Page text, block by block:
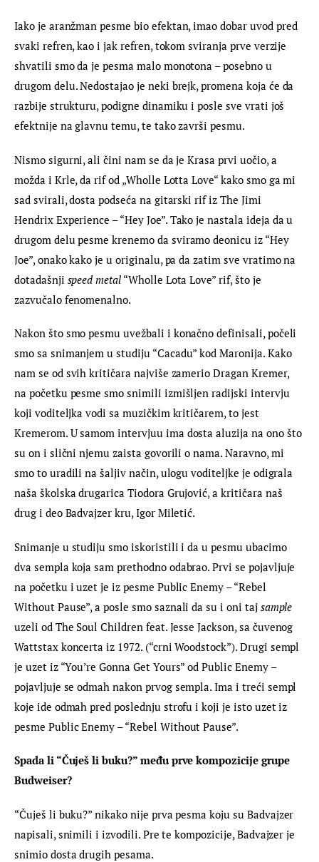
Iako je aranžman pesme bio efektan, imao dobar uvod pred
svaki refren, kao i jak refren, tokom sviranja prve verzije
shvatili smo da je pesma malo monotona – posebno u
drugom delu. Nedostajao je neki brejk, promena koja će da
razbije strukturu, podigne dinamiku i posle sve vrati još
efektnije na glavnu temu, te tako završi pesmu.
Nismo sigurni, ali čini nam se da je Krasa prvi uočio, a
možda i Krle, da rif od „Wholle Lotta Love“ kako smo ga mi
sad svirali, dosta podseća na gitarski rif iz The Jimi
Hendrix Experience – “Hey Joe”. Tako je nastala ideja da u
drugom delu pesme krenemo da sviramo deonicu iz “Hey
Joe”, onako kako je u originalu, pa da zatim sve vratimo na
dotadašnji speed metal “Wholle Lota Love” rif, što je
zazvučalo fenomenalno.
Nakon što smo pesmu uvežbali i konačno definisali, počeli
smo sa snimanjem u studiju “Cacadu” kod Maronija. Kako
nam se od svih kritičara najviše zamerio Dragan Kremer,
na početku pesme smo snimili izmišljen radijski intervju
koji voditeljka vodi sa muzičkim kritičarem, to jest
Kremerom. U samom intervjuu ima dosta aluzija na ono što
su on i slični njemu zaista govorili o nama. Naravno, mi
smo to uradili na šaljiv način, ulogu voditeljke je odigrala
naša školska drugarica Tiodora Grujović, a kritičara naš
drug i deo Badvajzer kru, Igor Miletić.
Snimanje u studiju smo iskoristili i da u pesmu ubacimo
dva sempla koja sam prethodno odabrao. Prvi se pojavljuje
na početku i uzet je iz pesme Public Enemy – “Rebel
Without Pause”, a posle smo saznali da su i oni taj sample
uzeli od The Soul Children feat. Jesse Jackson, sa čuvenog
Wattstax koncerta iz 1972. (“crni Woodstock”). Drugi sempl
je uzet iz “You’re Gonna Get Yours” od Public Enemy –
pojavljuje se odmah nakon prvog sempla. Ima i treći sempl
koje ide odmah pred poslednju strofu i koji je isto uzet iz
pesme Public Enemy – “Rebel Without Pause”.
Spada li “Čuješ li buku?” među prve kompozicije grupe
Budweiser?
“Čuješ li buku?” nikako nije prva pesma koju su Badvajzer
napisali, snimili i izvodili. Pre te kompozicije, Badvajzer je
snimio dosta drugih pesama.